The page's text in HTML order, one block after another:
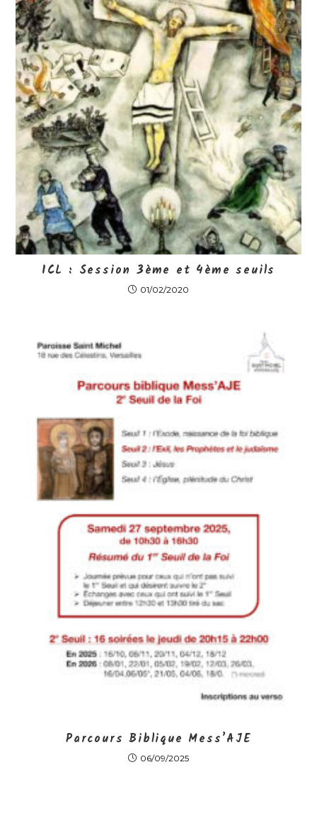
ICL : Session 3ème et 4ème seuils
01/02/2020
Parcours Biblique Mess’AJE
06/09/2025